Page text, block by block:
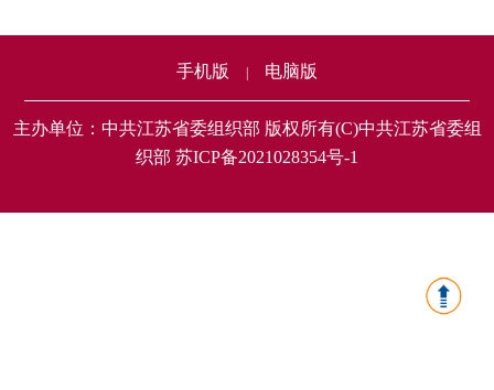
手机版 电脑版
主办单位：中共江苏省委组织部 版权所有(C)中共江苏省委组
织部 苏ICP备2021028354号-1